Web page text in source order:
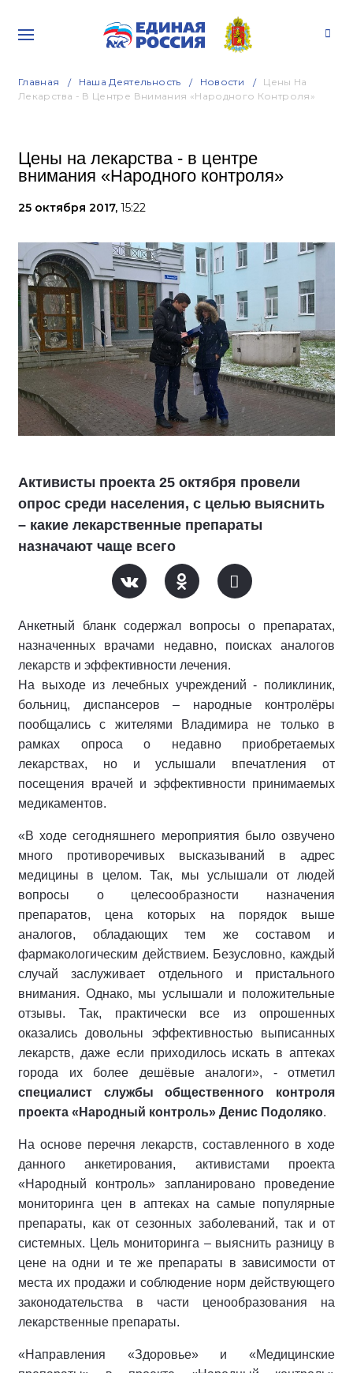
Главная Наша Деятельность Новости
Цены На
Лекарства - В Центре Внимания «Народного Контроля»
Цены на лекарства - в центре
внимания «Народного контроля»
25 октября 2017, 15:22
Активисты проекта 25 октября провели
опрос среди населения, с целью выяснить
– какие лекарственные препараты
назначают чаще всего
Анкетный бланк содержал вопросы о препаратах,
назначенных врачами недавно, поисках аналогов
лекарств и эффективности лечения.
На выходе из лечебных учреждений - поликлиник,
больниц, диспансеров – народные контролёры
пообщались с жителями Владимира не только в
рамках опроса о недавно приобретаемых
лекарствах, но и услышали впечатления от
посещения врачей и эффективности принимаемых
медикаментов.
«В ходе сегодняшнего мероприятия было озвучено
много противоречивых высказываний в адрес
медицины в целом. Так, мы услышали от людей
вопросы о целесообразности назначения
препаратов, цена которых на порядок выше
аналогов, обладающих тем же составом и
фармакологическим действием. Безусловно, каждый
случай заслуживает отдельного и пристального
внимания. Однако, мы услышали и положительные
отзывы. Так, практически все из опрошенных
оказались довольны эффективностью выписанных
лекарств, даже если приходилось искать в аптеках
города их более дешёвые аналоги», - отметил
специалист службы общественного контроля
проекта «Народный контроль» Денис Подоляко.
На основе перечня лекарств, составленного в ходе
данного анкетирования, активистами проекта
«Народный контроль» запланировано проведение
мониторинга цен в аптеках на самые популярные
препараты, как от сезонных заболеваний, так и от
системных. Цель мониторинга – выяснить разницу в
цене на одни и те же препараты в зависимости от
места их продажи и соблюдение норм действующего
законодательства в части ценообразования на
лекарственные препараты.
«Направления «Здоровье» и «Медицинские